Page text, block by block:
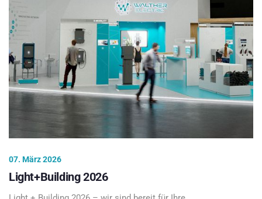
07. März 2026
Light+Building 2026